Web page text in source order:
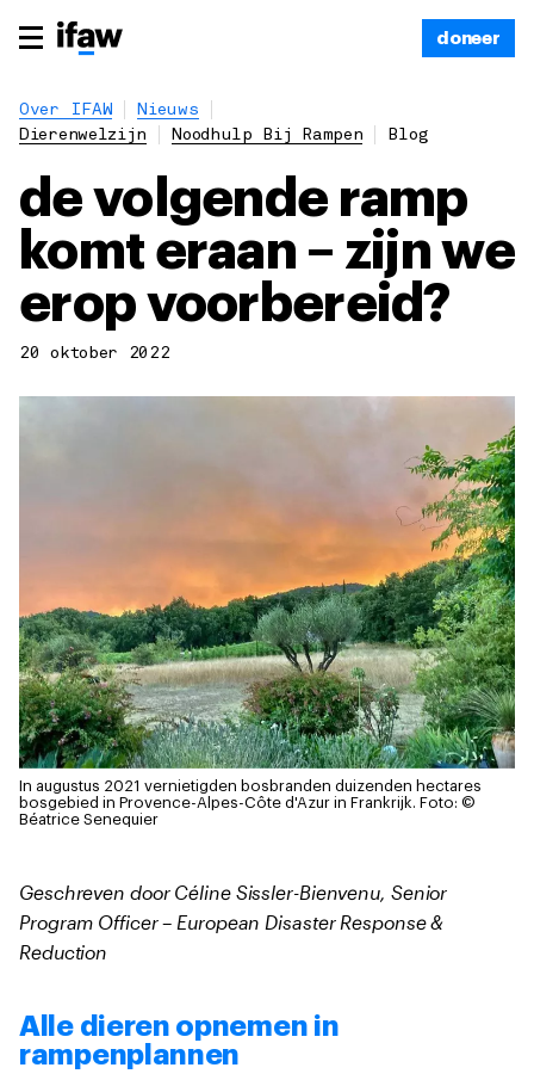
doneer
Over IFAW
Nieuws
Dierenwelzijn
Noodhulp Bij Rampen Blog
de volgende ramp
komt eraan – zijn we
erop voorbereid?
20 oktober 2022
In augustus 2021 vernietigden bosbranden duizenden hectares
bosgebied in Provence-Alpes-Côte d'Azur in Frankrijk. Foto: ©
Béatrice Senequier
Geschreven door Céline Sissler-Bienvenu, Senior
Program Officer – European Disaster Response &
Reduction
Alle dieren opnemen in
rampenplannen